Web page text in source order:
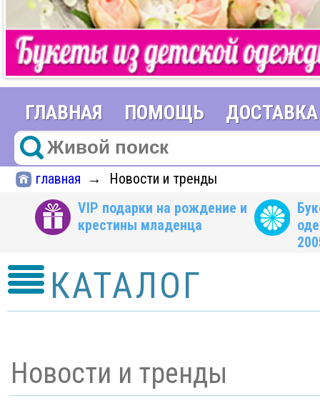
ГЛАВНАЯ ПОМОЩЬ ДОСТАВКА
главная →
Новости и тренды
VIP подарки на рождение и
крестины младенца
КАТАЛОГ
Новости и тренды